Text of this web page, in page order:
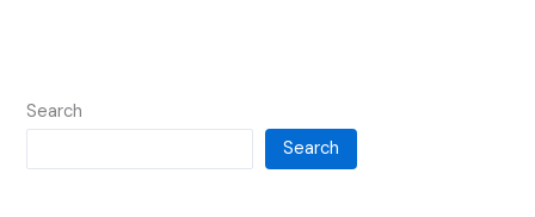
Search
Search